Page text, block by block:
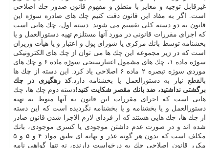
غیرقابل توجیه و مغایر با منطق و مفهوم قانون صدور چك اصلاحی
است. اگر به مفاد این قانون دقت كنیم چك های صادره سوژه این
قانون به دو دسته كلی تقسیم می شوند. دسته اول، چك هایی است
كه اجرای مقررات قانونی در مورد آنها مستلزم تهیه دستورالعمل و یا
بخشنامه توسط بانك مركزی یا شورای پول و اعتبار و یا هیأت وزیران
است كه در زیر مجموعه این چك ها می توان از چك های الكترونیكی
سوژه ماده ۱، چك های مشمول اعتبارسنجی سوژه ماده ۶ و چك های
موردی سوژه تبصره ۲ ماده ۶ اصلاحی یاد كرد. این دسته از چك ها
بالقطع نیاز به دستورالعمل یا بخشنامه دارد.كد رهگیری در چك
برگشتی نداشتید، ضد بانك مقصر شكایت كنید!دسته دوم چك ها، چك
هایی است كه اجرای مقررات این قانون به آنها منوط به تهیه
دستورالعمل و یا بخشنامه و یا بخشنامه نگردیده است كه این دسته
از چك ها، چك هایی هستند كه از فردای لازم الاجرا شدن قانون صادر
شده اند و در صورت عدم داشتن موجودی یا كسری موجودی، بانك
مكلف است كه بدون هر گونه عذر و بهانه ای طبق مواد ۴ و ۵ و ۵
مكرر قانون اصلاحی چك به درخواست دارنده، نه تنها گواهی نامه